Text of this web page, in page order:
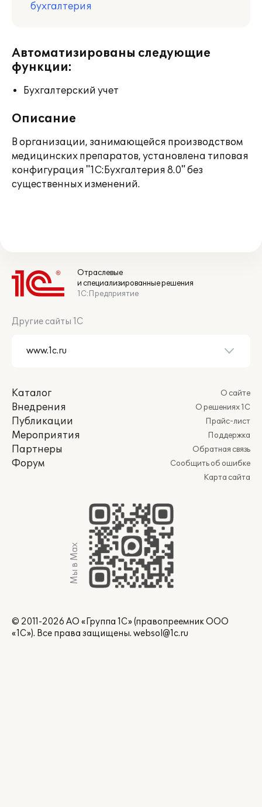
бухгалтерия
Автоматизированы следующие
функции:
Бухгалтерский учет
Описание
В организации, занимающейся производством
медицинских препаратов, установлена типовая
конфигурация "1С:Бухгалтерия 8.0" без
существенных изменений.
Отраслевые
и специализированные решения
1С:Предприятие
Другие сайты 1С
Каталог
Внедрения
Публикации
Мероприятия
Партнеры
Форум
О сайте
О решениях 1С
Прайс-лист
Поддержка
Обратная связь
Сообщить об ошибке
Карта сайта
Мы в Max
© 2011-2026 АО «Группа 1С» (правопреемник ООО
«1С»). Все права защищены. websol@1c.ru